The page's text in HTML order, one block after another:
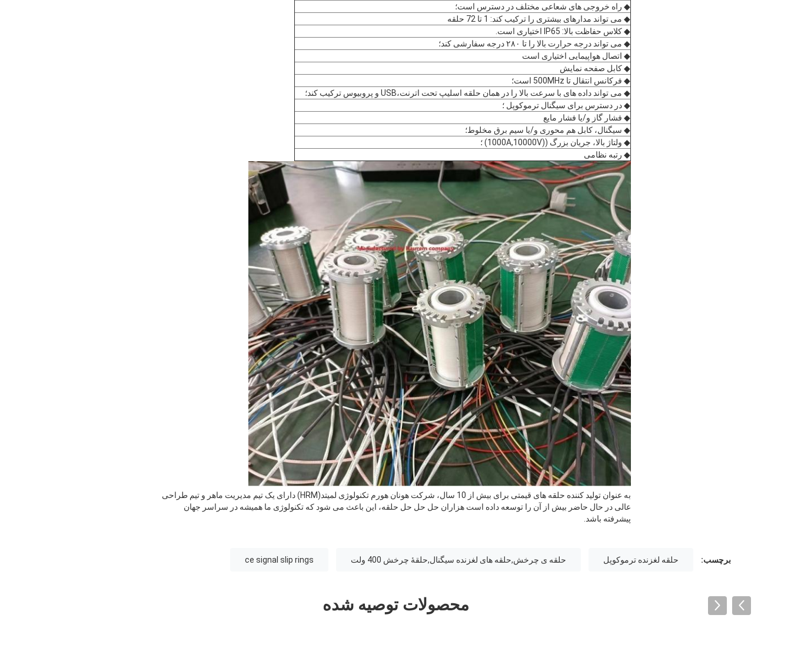
◆ راه خروجی های شعاعی مختلف در دسترس است؛
◆ می تواند مدارهای بیشتری را ترکیب کند: 1 تا 72 حلقه
◆ کلاس حفاظت بالا: IP65 اختیاری است.
◆ می تواند درجه حرارت بالا را تا ۲۸۰ درجه سفارشی کند؛
◆ اتصال هواپیمایی اختیاری است
◆ کابل صفحه نمایش
◆ فرکانس انتقال تا 500MHz است؛
◆ می تواند داده های با سرعت بالا را در همان حلقه اسلیپ تحت اترنت،USB و پروبیوس ترکیب کند؛
◆ در دسترس برای سیگنال ترموکوپل ؛
◆ فشار گاز و/یا فشار مایع
◆ سیگنال، کابل هم محوری و/یا سیم برق مخلوط؛
◆ ولتاژ بالا، جریان بزرگ ((1000A,10000V) ؛
◆ رتبه نظامی
به عنوان تولید کننده حلقه های قیمتی برای بیش از 10 سال، شرکت هونان هورم تکنولوژی لمیتد(HRM) دارای یک تیم مدیریت ماهر و تیم طراحی
عالی در حال حاضر بیش از آن را توسعه داده است هزاران حل حل حل حلقه، این باعث می شود که تکنولوژی ما همیشه در سراسر جهان
پیشرفته باشد.
برچسب: حلقه لغزنده ترموکوپل حلقه ی چرخش,حلقه های لغزنده سیگنال,حلقۀ چرخش 400 ولت ce signal slip rings
محصولات توصیه شده